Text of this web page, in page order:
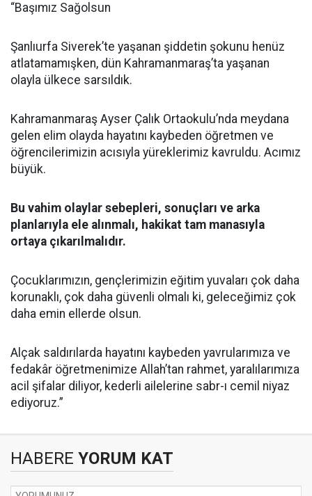
“Başımız Sağolsun
Şanlıurfa Siverek’te yaşanan şiddetin şokunu henüz
atlatamamışken, dün Kahramanmaraş’ta yaşanan
olayla ülkece sarsıldık.
Kahramanmaraş Ayser Çalık Ortaokulu’nda meydana
gelen elim olayda hayatını kaybeden öğretmen ve
öğrencilerimizin acısıyla yüreklerimiz kavruldu. Acımız
büyük.
Bu vahim olaylar sebepleri, sonuçları ve arka
planlarıyla ele alınmalı, hakikat tam manasıyla
ortaya çıkarılmalıdır.
Çocuklarımızın, gençlerimizin eğitim yuvaları çok daha
korunaklı, çok daha güvenli olmalı ki, geleceğimiz çok
daha emin ellerde olsun.
Alçak saldırılarda hayatını kaybeden yavrularımıza ve
fedakâr öğretmenimize Allah’tan rahmet, yaralılarımıza
acil şifalar diliyor, kederli ailelerine sabr-ı cemil niyaz
ediyoruz.”
HABERE YORUM KAT